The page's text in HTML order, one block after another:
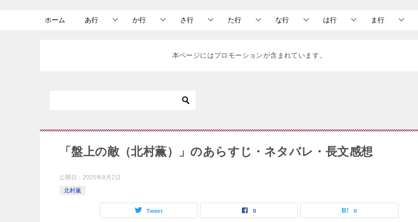
ホーム あ行 か行 さ行 た行 な行 は行 ま行
本ページにはプロモーションが含まれています。
「盤上の敵（北村薫）」のあらすじ・ネタバレ・長文感想
公開日： 2025年8月2日
北村薫
Tweet 0 0